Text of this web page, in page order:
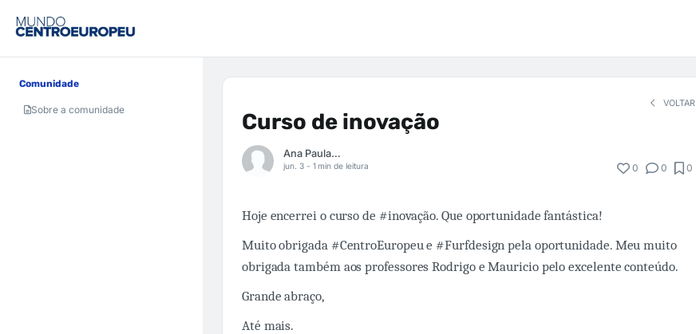
Comunidade
Sobre a comunidade
VOLTAR
Curso de inovação
Ana Paula Munaro
jun. 3 - 1 min de leitura 0 0 0
Hoje encerrei o curso de #inovação. Que oportunidade fantástica!
Muito obrigada #CentroEuropeu e #Furfdesign pela oportunidade. Meu muito
obrigada também aos professores Rodrigo e Mauricio pelo excelente conteúdo.
Grande abraço,
Até mais.